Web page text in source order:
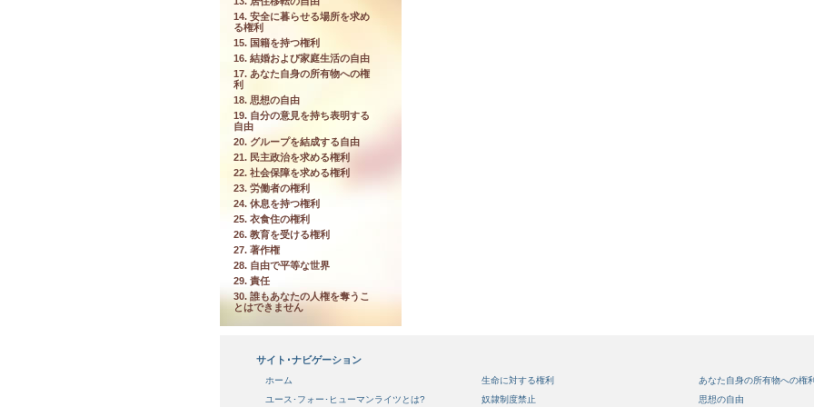
14. 安全に暮らせる場所を求め
る権利
15. 国籍を持つ権利
16. 結婚および家庭生活の自由
17. あなた自身の所有物への権
利
18. 思想の自由
19. 自分の意見を持ち表明する
自由
20. グループを結成する自由
21. 民主政治を求める権利
22. 社会保障を求める権利
23. 労働者の権利
24. 休息を持つ権利
25. 衣食住の権利
26. 教育を受ける権利
27. 著作権
28. 自由で平等な世界
29. 責任
30. 誰もあなたの人権を奪うこ
とはできません
サイト･ナビゲーション
ホーム
ユース･フォー･ヒューマンライツとは?
生命に対する権利
奴隷制度禁止
あなた自身の所有物への権
思想の自由